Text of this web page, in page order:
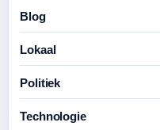
Blog
Lokaal
Politiek
Technologie